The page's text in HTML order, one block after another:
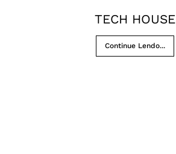
TECH HOUSE
Continue Lendo...